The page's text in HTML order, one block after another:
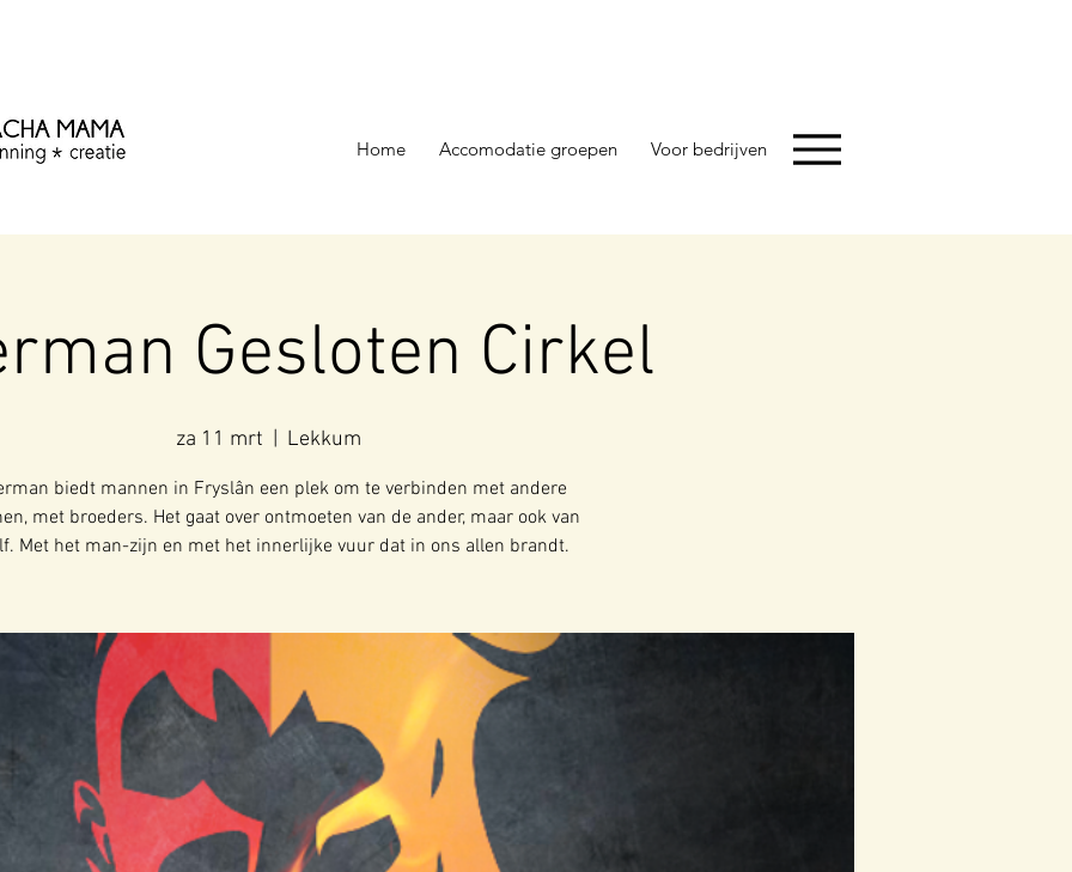
& Home Accomodatie groepen Voor bedrijven
Gesloten Cirkel
za 11 mrt Lekkum
biedt mannen in Fryslân een plek om te verbinden met andere
met broeders. Het gaat over ontmoeten van de ander, maar ook van
Met het man-zijn en met het innerlijke vuur dat in ons allen brandt.